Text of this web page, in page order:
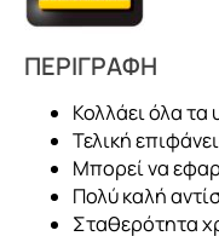
ΠΕΡΙΓΡΑΦΗ
Κολλάει όλα τα
Τελική
Μπορεί να
Πολύ καλή
Σταθερότητα